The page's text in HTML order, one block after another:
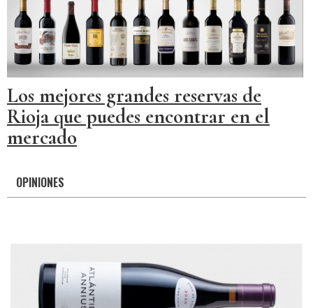
Los mejores grandes reservas de
Rioja que puedes encontrar en el
mercado
OPINIONES